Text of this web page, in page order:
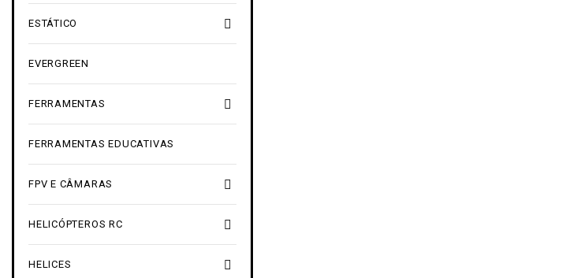

ESTÁTICO
EVERGREEN

FERRAMENTAS
FERRAMENTAS EDUCATIVAS

FPV E CÂMARAS

HELICÓPTEROS RC

HELICES